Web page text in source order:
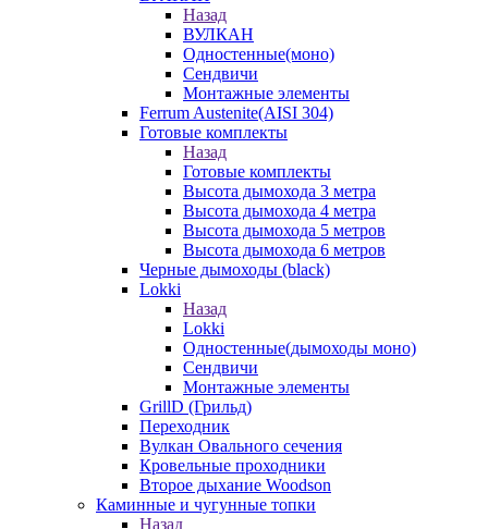
Назад
ВУЛКАН
Одностенные(моно)
Сендвичи
Монтажные элементы
Ferrum Austenite(AISI 304)
Готовые комплекты
Назад
Готовые комплекты
Высота дымохода 3 метра
Высота дымохода 4 метра
Высота дымохода 5 метров
Высота дымохода 6 метров
Черные дымоходы (black)
Lokki
Назад
Lokki
Одностенные(дымоходы моно)
Сендвичи
Монтажные элементы
GrillD (Грильд)
Переходник
Вулкан Овального сечения
Кровельные проходники
Второе дыхание Woodson
Каминные и чугунные топки
Назад